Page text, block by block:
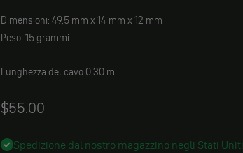
Dimensioni: 49,5 mm x 14 mm x 12 mm
Peso: 15 grammi
Lunghezza del cavo 0,30 m
Angebot
$55.00
Spedizione dal nostro magazzino negli Stati Uniti